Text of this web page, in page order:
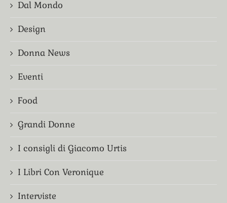
Dal Mondo
Design
Donna News
Eventi
Food
Grandi Donne
I consigli di Giacomo Urtis
I Libri Con Veronique
Interviste